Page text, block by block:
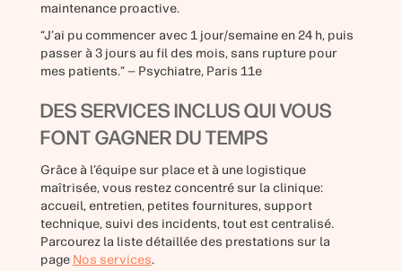
maintenance proactive.
“J’ai pu commencer avec 1 jour/semaine en 24 h, puis
passer à 3 jours au fil des mois, sans rupture pour
mes patients.” — Psychiatre, Paris 11e
DES SERVICES INCLUS QUI VOUS
FONT GAGNER DU TEMPS
Grâce à l’équipe sur place et à une logistique
maîtrisée, vous restez concentré sur la clinique:
accueil, entretien, petites fournitures, support
technique, suivi des incidents, tout est centralisé.
Parcourez la liste détaillée des prestations sur la
page Nos services.